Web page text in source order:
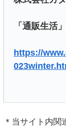
「通販生活
https://
＊当サイト内関